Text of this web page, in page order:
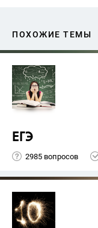
ПОХОЖИЕ ТЕМЫ
ЕГЭ
2985 вопросов